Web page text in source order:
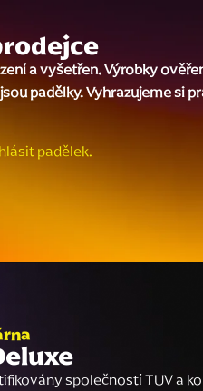
a vyšetřen. Výrobky
padělky. Vyhrazujeme si
padělek.
společností TUV a